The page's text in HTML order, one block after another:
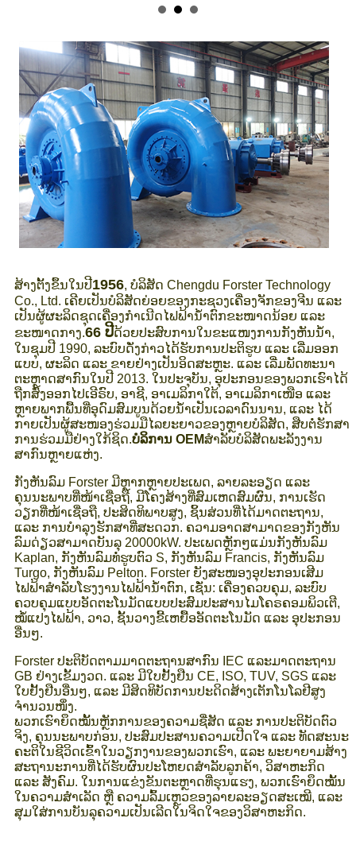
ສ້າງຕັ້ງຂຶ້ນໃນປີ1956, ບໍລິສັດ Chengdu Forster Technology
Co., Ltd. ເຄີຍເປັນບໍລິສັດຍ່ອຍຂອງກະຊວງເຄື່ອງຈັກຂອງຈີນ ແລະ
ເປັນຜູ້ຜະລິດຊຸດເຄື່ອງກຳເນີດໄຟຟ້ານ້ຳຕົກຂະໜາດນ້ອຍ ແລະ
ຂະໜາດກາງ.66 ປີດ້ວຍປະສົບການໃນຂະແໜງການກັງຫັນນ້ຳ,
ໃນຊຸມປີ 1990, ລະບົບດັ່ງກ່າວໄດ້ຮັບການປະຕິຮູບ ແລະ ເລີ່ມອອກ
ແບບ, ຜະລິດ ແລະ ຂາຍຢ່າງເປັນອິດສະຫຼະ. ແລະ ເລີ່ມພັດທະນາ
ຕະຫຼາດສາກົນໃນປີ 2013. ໃນປະຈຸບັນ, ອຸປະກອນຂອງພວກເຮົາໄດ້
ຖືກສົ່ງອອກໄປເອີຣົບ, ອາຊີ, ອາເມລິກາໃຕ້, ອາເມລິກາເໜືອ ແລະ
ຫຼາຍພາກພື້ນທີ່ອຸດົມສົມບູນດ້ວຍນ້ຳເປັນເວລາດົນນານ, ແລະ ໄດ້
ກາຍເປັນຜູ້ສະໜອງຮ່ວມມືໄລຍະຍາວຂອງຫຼາຍບໍລິສັດ, ສືບຕໍ່ຮັກສາ
ການຮ່ວມມືຢ່າງໃກ້ຊິດ.ບໍລິການ OEMສຳລັບບໍລິສັດພະລັງງານ
ສາກົນຫຼາຍແຫ່ງ.
ກັງຫັນລົມ Forster ມີຫຼາກຫຼາຍປະເພດ, ລາຍລະອຽດ ແລະ
ຄຸນນະພາບທີ່ໜ້າເຊື່ອຖື, ມີໂຄງສ້າງທີ່ສົມເຫດສົມຜົນ, ການເຮັດ
ວຽກທີ່ໜ້າເຊື່ອຖື, ປະສິດທິພາບສູງ, ຊິ້ນສ່ວນທີ່ໄດ້ມາດຕະຖານ,
ແລະ ການບຳລຸງຮັກສາທີ່ສະດວກ. ຄວາມອາດສາມາດຂອງກັງຫັນ
ລົມດ່ຽວສາມາດບັນລຸ 20000kW. ປະເພດຫຼັກໆແມ່ນກັງຫັນລົມ
Kaplan, ກັງຫັນລົມທໍ່ຮູບຕົວ S, ກັງຫັນລົມ Francis, ກັງຫັນລົມ
Turgo, ກັງຫັນລົມ Pelton. Forster ຍັງສະໜອງອຸປະກອນເສີມ
ໄຟຟ້າສຳລັບໂຮງງານໄຟຟ້ານ້ຳຕົກ, ເຊັ່ນ: ເຄື່ອງຄວບຄຸມ, ລະບົບ
ຄວບຄຸມແບບອັດຕະໂນມັດແບບປະສົມປະສານໄມໂຄຣຄອມພິວເຕີ,
ໝໍ້ແປງໄຟຟ້າ, ວາວ, ຊັ້ນວາງຂີ້ເຫຍື້ອອັດຕະໂນມັດ ແລະ ອຸປະກອນ
ອື່ນໆ.
Forster ປະຕິບັດຕາມມາດຕະຖານສາກົນ IEC ແລະມາດຕະຖານ
GB ຢ່າງເຂັ້ມງວດ. ແລະ ມີໃບຢັ້ງຢືນ CE, ISO, TUV, SGS ແລະ
ໃບຢັ້ງຢືນອື່ນໆ, ແລະ ມີສິດທິບັດການປະດິດສ້າງເຕັກໂນໂລຢີສູງ
ຈຳນວນໜຶ່ງ.
ພວກເຮົາຍຶດໝັ້ນຫຼັກການຂອງຄວາມຊື່ສັດ ແລະ ການປະຕິບັດຕົວ
ຈິງ, ຄຸນນະພາບກ່ອນ, ປະສົມປະສານຄວາມເປີດໃຈ ແລະ ທັດສະນະ
ຄະຕິໃນຊີວິດເຂົ້າໃນວຽກງານຂອງພວກເຮົາ, ແລະ ພະຍາຍາມສ້າງ
ສະຖານະການທີ່ໄດ້ຮັບຜົນປະໂຫຍດສຳລັບລູກຄ້າ, ວິສາຫະກິດ
ແລະ ສັງຄົມ. ໃນການແຂ່ງຂັນຕະຫຼາດທີ່ຮຸນແຮງ, ພວກເຮົາຍຶດໝັ້ນ
ໃນຄວາມສຳເລັດ ຫຼື ຄວາມລົ້ມເຫຼວຂອງລາຍລະອຽດສະເໝີ, ແລະ
ສຸມໃສ່ການບັນລຸຄວາມເປັນເລີດໃນຈິດໃຈຂອງວິສາຫະກິດ.